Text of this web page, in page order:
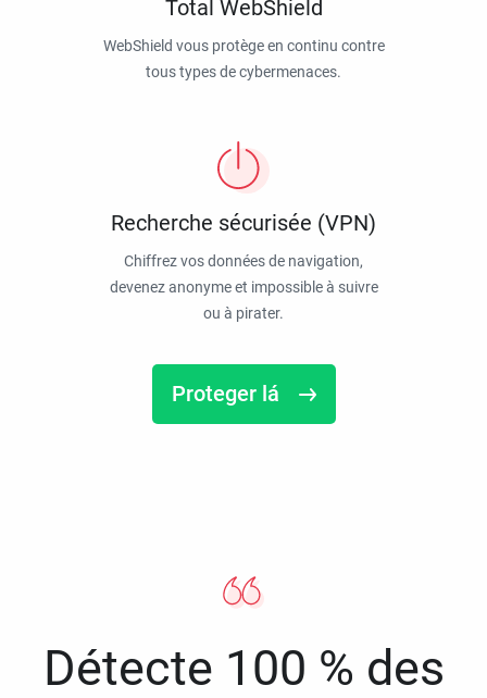
Total WebShield
WebShield vous protège en continu contre
tous types de cybermenaces.
Recherche sécurisée (VPN)
Chiffrez vos données de navigation,
devenez anonyme et impossible à suivre
ou à pirater.
Proteger lá
Détecte 100 % des